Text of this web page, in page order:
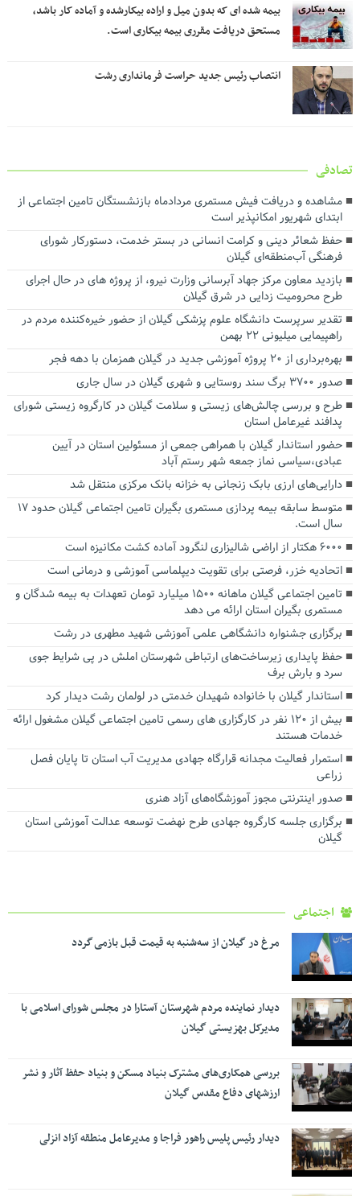
بیمه شده ای که بدون میل و اراده بیکارشده و آماده کار باشد،
مستحق دریافت مقرری بیمه بیکاری است.
انتصاب رئیس جدید حراست فرمانداری رشت
تصادفی
مشاهده و دریافت فیش مستمری مردادماه بازنشستگان تامین اجتماعی از
ابتدای شهریور امکانپذیر است
حفظ شعائر دینی و کرامت انسانی در بستر خدمت، دستورکار شورای
فرهنگی آب‌منطقه‌ای گیلان
بازدید معاون مرکز جهاد آبرسانی وزارت نیرو، از پروژه های در حال اجرای
طرح محرومیت زدایی در شرق گیلان
تقدیر سرپرست دانشگاه علوم پزشکی گیلان از حضور خیره‌کننده مردم در
راهپیمایی میلیونی ۲۲ بهمن
بهره‌برداری از ۲۰ پروژه آموزشی جدید در گیلان همزمان با دهه فجر
صدور ۳۷۰۰ برگ سند روستایی و شهری گیلان در سال جاری
طرح و بررسی چالش‌های زیستی و سلامت گیلان در کارگروه زیستی شورای
پدافند غیرعامل استان
حضور استاندار گیلان با همراهی جمعی از مسئولین استان در آیین
عبادی،سیاسی نماز جمعه شهر رستم آباد
دارایی‌های ارزی بابک زنجانی به خزانه بانک مرکزی منتقل شد
متوسط سابقه بیمه پردازی مستمری بگیران تامین اجتماعی گیلان حدود ۱۷
سال است.
۶۰۰۰ هکتار از اراضی شالیزاری لنگرود آماده کشت مکانیزه است
اتحادیه خزر، فرصتی برای تقویت دیپلماسی آموزشی و درمانی است
تامین اجتماعی گیلان ماهانه ۱۵۰۰ میلیارد تومان تعهدات به بیمه شدگان و
مستمری بگیران استان ارائه می دهد
برگزاری جشنواره دانشگاهی علمی آموزشی شهید مطهری در رشت
حفظ پایداری زیرساخت‌های ارتباطی شهرستان املش در پی شرایط جوی
سرد و بارش برف
استاندار گیلان با خانواده شهیدان خدمتی در لولمان رشت دیدار کرد
بیش از ۱۲۰ نفر در کارگزاری های رسمی تامین اجتماعی گیلان مشغول ارائه
خدمات هستند
استمرار فعالیت مجدانه قرارگاه‌ جهادی مدیریت آب استان تا پایان فصل
زراعی
صدور اینترنتی مجوز آموزشگاه‌های آزاد هنری
برگزاری جلسه کارگروه جهادی طرح نهضت توسعه عدالت آموزشی استان
گیلان
اجتماعی
مرغ در گیلان از سه‌شنبه به قیمت قبل بازمی گردد
دیدار نماینده مردم شهرستان آستارا در مجلس شورای اسلامی با
مدیرکل بهزیستی گیلان
بررسی همکاری‌های مشترک بنیاد مسکن و بنیاد حفظ آثار و نشر
ارزشهای دفاع مقدس گیلان
دیدار رئیس پلیس راهور فراجا و مدیرعامل منطقه آزاد انزلی